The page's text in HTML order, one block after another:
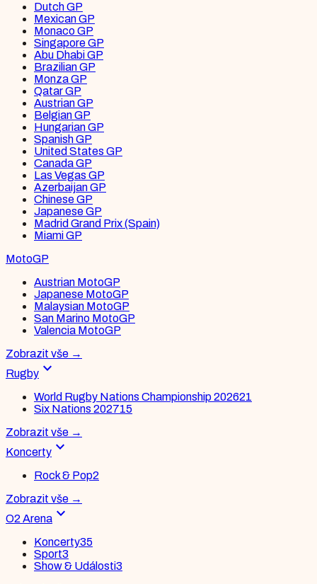
Dutch GP
Mexican GP
Monaco GP
Singapore GP
Abu Dhabi GP
Brazilian GP
Monza GP
Qatar GP
Austrian GP
Belgian GP
Hungarian GP
Spanish GP
United States GP
Canada GP
Las Vegas GP
Azerbaijan GP
Chinese GP
Japanese GP
Madrid Grand Prix (Spain)
Miami GP
MotoGP
Austrian MotoGP
Japanese MotoGP
Malaysian MotoGP
San Marino MotoGP
Valencia MotoGP
Zobrazit vše →
Rugby expand_more
World Rugby Nations Championship 202621
Six Nations 202715
Zobrazit vše →
Koncerty expand_more
Rock & Pop2
Zobrazit vše →
O2 Arena expand_more
Koncerty35
Sport3
Show & Události3